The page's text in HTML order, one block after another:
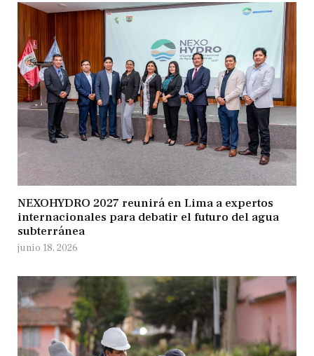
NEXOHYDRO 2027 reunirá en Lima a expertos
internacionales para debatir el futuro del agua
subterránea
junio 18, 2026